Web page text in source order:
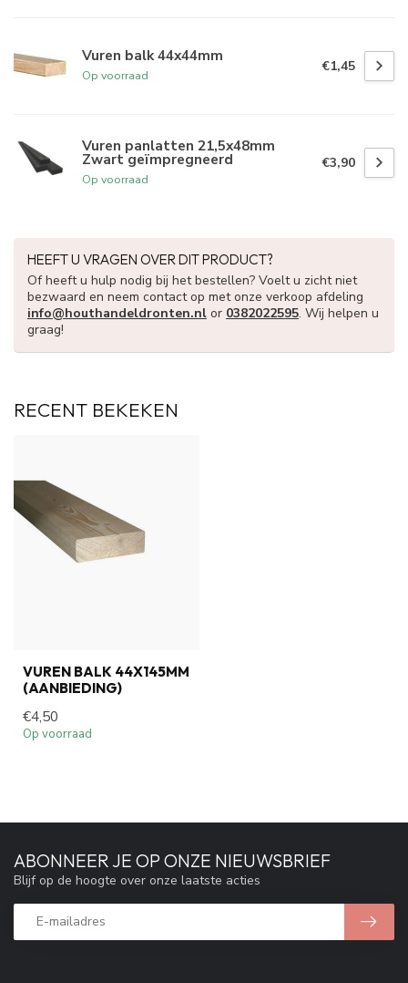
Vuren balk 44x44mm
Op voorraad
€1,45
Vuren panlatten 21,5x48mm
Zwart geïmpregneerd
Op voorraad
€3,90
HEEFT U VRAGEN OVER DIT PRODUCT?
Of heeft u hulp nodig bij het bestellen? Voelt u zicht niet
bezwaard en neem contact op met onze verkoop afdeling
info@houthandeldronten.nl or 0382022595. Wij helpen u
graag!
RECENT BEKEKEN
VUREN BALK 44X145MM
(AANBIEDING)
€4,50
Op voorraad
ABONNEER JE OP ONZE NIEUWSBRIEF
Blijf op de hoogte over onze laatste acties